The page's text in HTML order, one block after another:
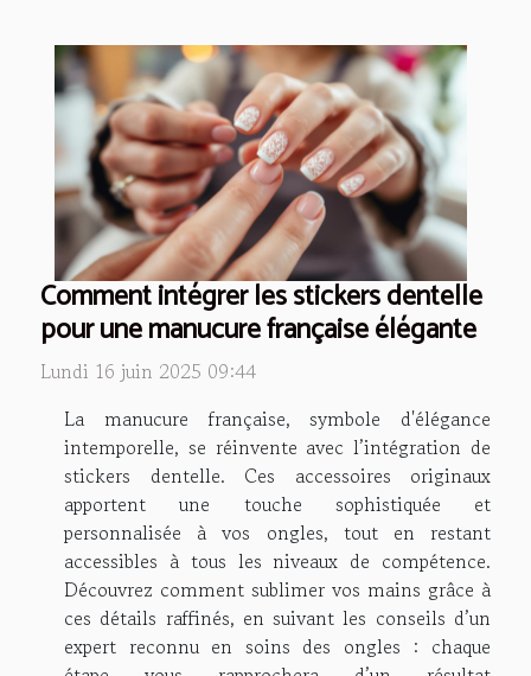
Comment intégrer les stickers dentelle
pour une manucure française élégante
Lundi 16 juin 2025 09:44
La manucure française, symbole d'élégance
intemporelle, se réinvente avec l’intégration de
stickers dentelle. Ces accessoires originaux
apportent une touche sophistiquée et
personnalisée à vos ongles, tout en restant
accessibles à tous les niveaux de compétence.
Découvrez comment sublimer vos mains grâce à
ces détails raffinés, en suivant les conseils d’un
expert reconnu en soins des ongles : chaque